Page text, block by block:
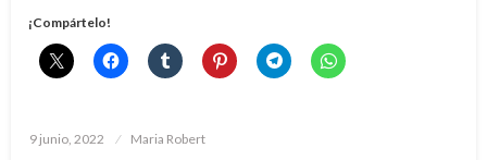
¡Compártelo!
Publicado
9 junio, 2022 Maria Robert